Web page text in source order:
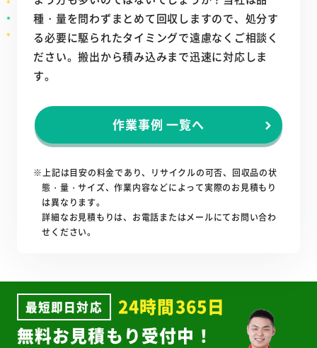
種・量を問わずまとめて回収しますので、処分す
る必要に駆られたタイミングで遠慮なくご相談く
ださい。搬出から積み込みまで迅速に対応しま
す。
作業事例 一覧へ
※上記は目安の料金であり、リサイクルの可否、回収品の状
態・量・サイズ、作業内容などによって実際のお見積もり
は異なります。
詳細なお見積もりは、お電話またはメールにてお問い合わ
せください。
最短即日対応
24時間365日
無料お見積もり受付中！